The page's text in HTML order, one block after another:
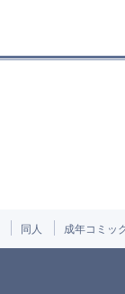
同人 成年コミッ